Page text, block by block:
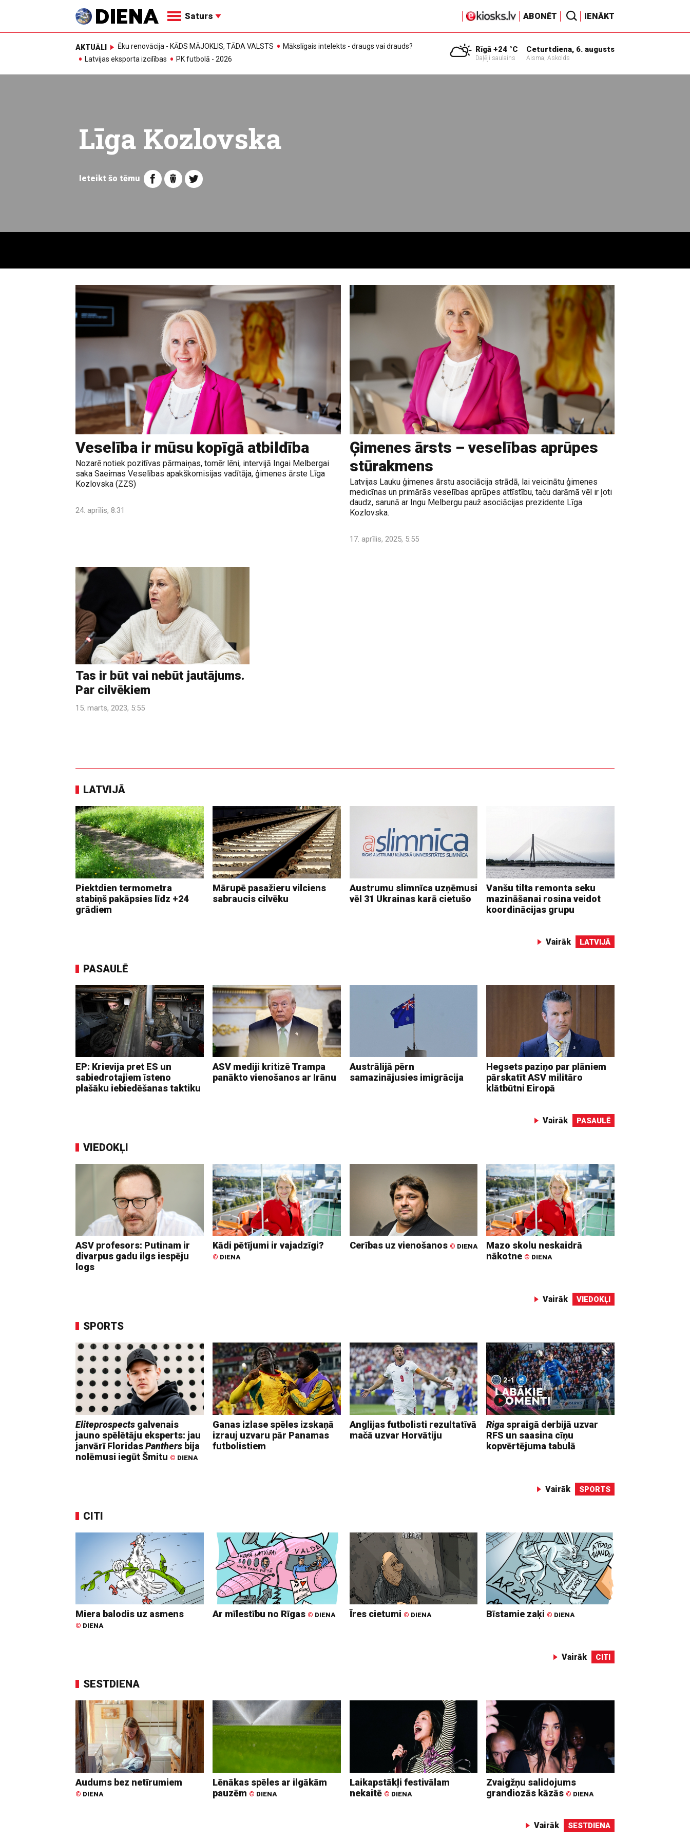
Saturs ABONĒT IENĀKT
AKTUĀLI Ēku renovācija - KĀDS MĀJOKLIS, TĀDA VALSTS
Mākslīgais intelekts - draugs vai drauds?
Latvijas eksporta izcilības
PK futbolā - 2026
Rīgā +24 °C
Daļēji saulains
Ceturtdiena, 6. augusts
Aisma, Askolds
Līga Kozlovska
Ieteikt šo tēmu
Veselība ir mūsu kopīgā atbildība
Nozarē notiek pozitīvas pārmaiņas, tomēr lēni, intervijā Ingai Melbergai
saka Saeimas Veselības apakškomisijas vadītāja, ģimenes ārste Līga
Kozlovska (ZZS)
24. aprīlis, 8:31
Ģimenes ārsts – veselības aprūpes
stūrakmens
Latvijas Lauku ģimenes ārstu asociācija strādā, lai veicinātu ģimenes
medicīnas un primārās veselības aprūpes attīstību, taču darāmā vēl ir ļoti
daudz, sarunā ar Ingu Melbergu pauž asociācijas prezidente Līga
Kozlovska.
17. aprīlis, 2025, 5:55
Tas ir būt vai nebūt jautājums.
Par cilvēkiem
15. marts, 2023, 5:55
LATVIJĀ
Piektdien termometra
stabiņš pakāpsies līdz +24
grādiem
Mārupē pasažieru vilciens
sabraucis cilvēku
Austrumu slimnīca uzņēmusi
vēl 31 Ukrainas karā cietušo
Vanšu tilta remonta seku
mazināšanai rosina veidot
koordinācijas grupu
Vairāk LATVIJĀ
PASAULĒ
EP: Krievija pret ES un
sabiedrotajiem īsteno
plašāku iebiedēšanas taktiku
ASV mediji kritizē Trampa
panākto vienošanos ar Irānu
Austrālijā pērn
samazinājusies imigrācija
Hegsets paziņo par plāniem
pārskatīt ASV militāro
klātbūtni Eiropā
Vairāk PASAULĒ
VIEDOKĻI
ASV profesors: Putinam ir
divarpus gadu ilgs iespēju
logs
Kādi pētījumi ir vajadzīgi?
© DIENA
Cerības uz vienošanos © DIENA
Mazo skolu neskaidrā
nākotne © DIENA
Vairāk VIEDOKĻI
SPORTS
Eliteprospects galvenais
jauno spēlētāju eksperts: jau
janvārī FloridasPanthers bija
nolēmusi iegūt Šmitu © DIENA
Ganas izlase spēles izskaņā
izrauj uzvaru pār Panamas
futbolistiem
Anglijas futbolisti rezultatīvā
mačā uzvar Horvātiju
Riga spraigā derbijā uzvar
RFS un saasina cīņu
kopvērtējuma tabulā
Vairāk SPORTS
CITI
Miera balodis uz asmens
© DIENA
Ar mīlestību no Rīgas © DIENA Īres cietumi © DIENA Bīstamie zaķi © DIENA
Vairāk CITI
SESTDIENA
Audums bez netīrumiem
© DIENA
Lēnākas spēles ar ilgākām
pauzēm © DIENA
Laikapstākļi festivālam
nekaitē © DIENA
Zvaigžņu salidojums
grandiozās kāzās © DIENA
Vairāk SESTDIENA